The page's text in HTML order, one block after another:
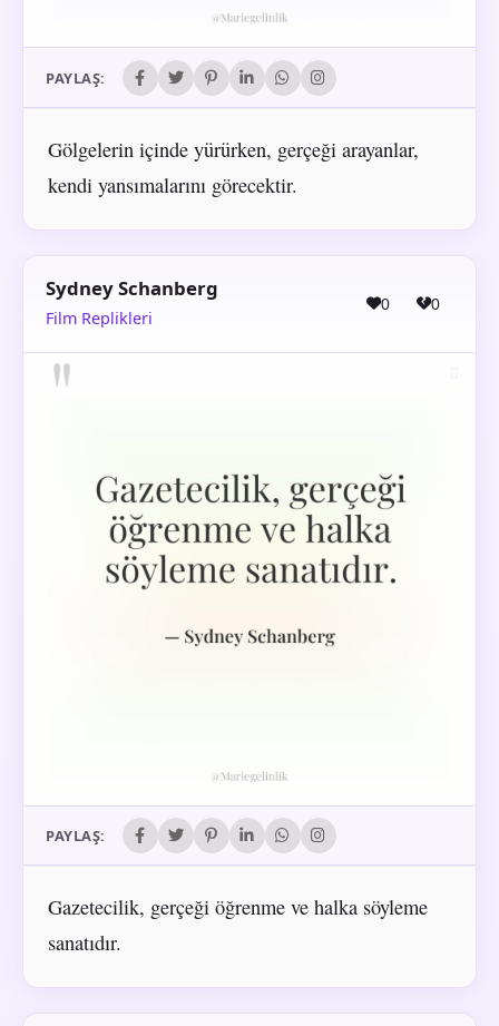
PAYLAŞ:
Gölgelerin içinde yürürken, gerçeği arayanlar,
kendi yansımalarını görecektir.
Sydney Schanberg
Film Replikleri
0 0
PAYLAŞ:
Gazetecilik, gerçeği öğrenme ve halka söyleme
sanatıdır.